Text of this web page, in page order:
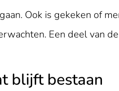
Ook is gekeken of
Een deel van
blijft bestaan